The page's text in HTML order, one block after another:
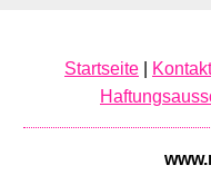
Startseite